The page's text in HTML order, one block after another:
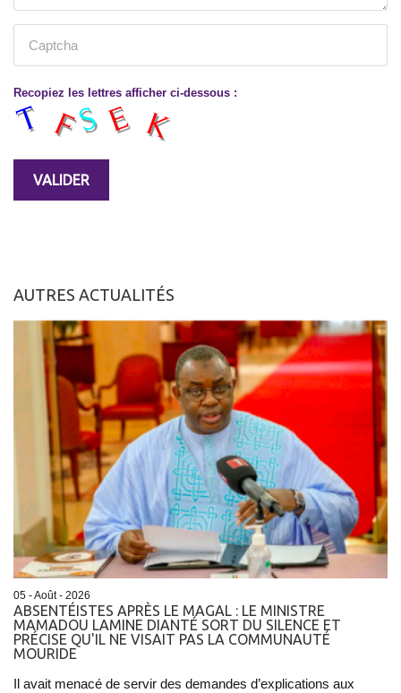
Recopiez les lettres afficher ci-dessous :
AUTRES ACTUALITÉS
05 - Août - 2026
ABSENTÉISTES APRÈS LE MAGAL : LE MINISTRE
MAMADOU LAMINE DIANTÉ SORT DU SILENCE ET
PRÉCISE QU'IL NE VISAIT PAS LA COMMUNAUTÉ
MOURIDE
Il avait menacé de servir des demandes d’explications aux